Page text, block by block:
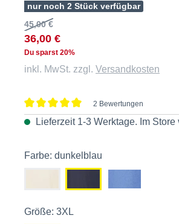
nur noch 2 Stück verfügbar
45,00 €
36,00 €
Du sparst 20%
inkl. MwSt. zzgl. Versandkosten
Durchschnittliche Bewertung von 5 von 5
2 Bewertungen
Lieferzeit 1-3 Werktage. Im Store
Farbe: dunkelblau
Größe: 3XL